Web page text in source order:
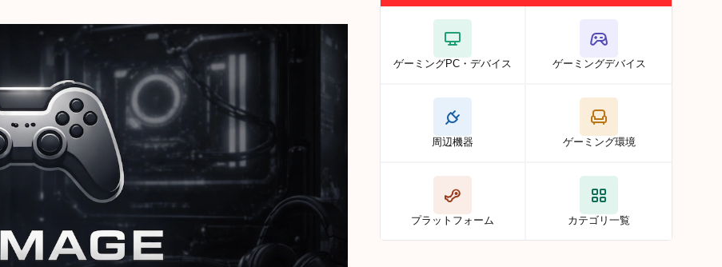
ゲーミングPC・デバイス ゲーミングデバイス
周辺機器 ゲーミング環境
プラットフォーム カテゴリ一覧